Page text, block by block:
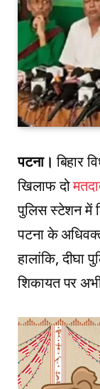
पटना। बिहार
खिलाफ दो
पुलिस स्टेशन में
पटना के
हालांकि, दीघा
शिकायत पर